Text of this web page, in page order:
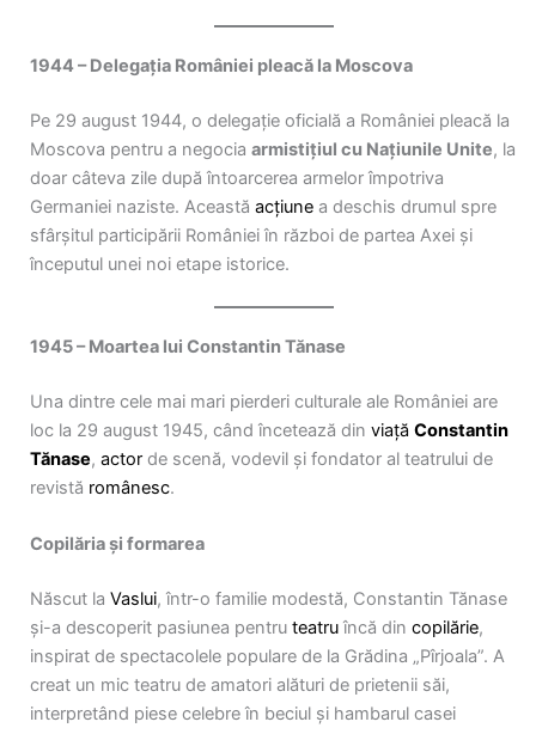
1944 – Delegația României pleacă la Moscova
Pe 29 august 1944, o delegație oficială a României pleacă la
Moscova pentru a negocia armistițiul cu Națiunile Unite, la
doar câteva zile după întoarcerea armelor împotriva
Germaniei naziste. Această acțiune a deschis drumul spre
sfârșitul participării României în război de partea Axei și
începutul unei noi etape istorice.
1945 – Moartea lui Constantin Tănase
Una dintre cele mai mari pierderi culturale ale României are
loc la 29 august 1945, când încetează din viață Constantin
Tănase, actor de scenă, vodevil și fondator al teatrului de
revistă românesc.
Copilăria și formarea
Născut la Vaslui, într-o familie modestă, Constantin Tănase
și-a descoperit pasiunea pentru teatru încă din copilărie,
inspirat de spectacolele populare de la Grădina „Pîrjoala”. A
creat un mic teatru de amatori alături de prietenii săi,
interpretând piese celebre în beciul și hambarul casei